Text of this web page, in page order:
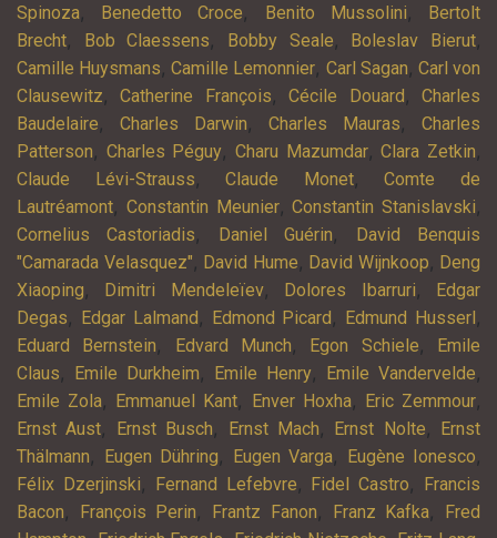
Spinoza, Benedetto Croce, Benito Mussolini,
Bertolt
Brecht, Bob Claessens, Bobby Seale, Boleslav Bierut,
Camille Huysmans,Camille Lemonnier, Carl Sagan, Carl von
Clausewitz,Catherine François,Cécile Douard ,Charles
Baudelaire, Charles Darwin, Charles Mauras, Charles
Patterson, Charles Péguy,Charu Mazumdar,Clara Zetkin,
Claude Lévi-Strauss,Claude Monet,Comte de
Lautréamont, Constantin Meunier,Constantin Stanislavski,
Cornelius Castoriadis, Daniel Guérin,
David Benquis
"Camarada Velasquez", David Hume, David Wijnkoop, Deng
Xiaoping, Dimitri Mendeleïev, Dolores Ibarruri,
Edgar
Degas, Edgar Lalmand , Edmond Picard , Edmund Husserl ,
Eduard Bernstein, Edvard Munch, Egon Schiele,
Emile
Claus, Emile Durkheim, Emile Henry, Emile Vandervelde,
Emile Zola, Emmanuel Kant, Enver Hoxha, Eric Zemmour,
Ernst Aust, Ernst Busch, Ernst Mach, Ernst Nolte,
Ernst
Thälmann, Eugen Dühring, Eugen Varga, Eugène Ionesco,
Félix Dzerjinski, Fernand Lefebvre, Fidel Castro,
Francis
Bacon, François Perin, Frantz Fanon, Franz Kafka,
Fred